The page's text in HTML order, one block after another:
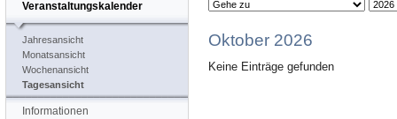
Veranstaltungskalender
Jahresansicht
Monatsansicht
Wochenansicht
Tagesansicht
Informationen
Oktober 2026
Keine Einträge gefunden